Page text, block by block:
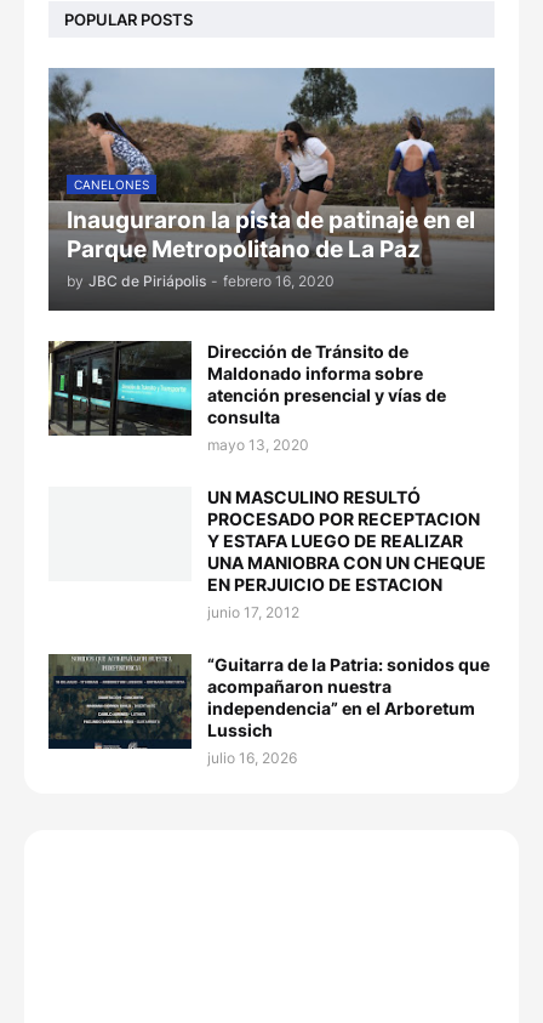
POPULAR POSTS
CANELONES
Inauguraron la pista de patinaje en el
Parque Metropolitano de La Paz
by JBC de Piriápolis - febrero 16, 2020
Dirección de Tránsito de
Maldonado informa sobre
atención presencial y vías de
consulta
mayo 13, 2020
UN MASCULINO RESULTÓ
PROCESADO POR RECEPTACION
Y ESTAFA LUEGO DE REALIZAR
UNA MANIOBRA CON UN CHEQUE
EN PERJUICIO DE ESTACION
junio 17, 2012
“Guitarra de la Patria: sonidos que
acompañaron nuestra
independencia” en el Arboretum
Lussich
julio 16, 2026